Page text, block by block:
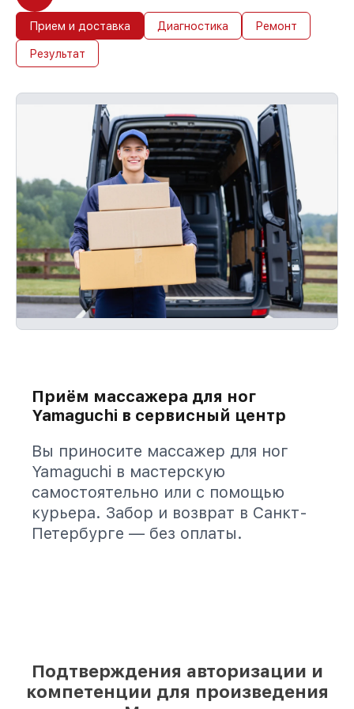
стороны, возмещаем убытки.
До 36 месяцев на повторное
обслуживание устройств
При наличии гарантийного талона и
без оплаты и без задержек.
Прием и доставка Диагностика Ремонт
Результат
Приём массажера для ног
Yamaguchi в сервисный центр
Вы приносите массажер для ног
Yamaguchi в мастерскую
самостоятельно или с помощью
курьера. Забор и возврат в Санкт-
Петербурге — без оплаты.
Подтверждения авторизации и
компетенции для произведения